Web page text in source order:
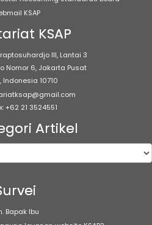
KSAP
KSAP
III, Lantai 3
Nomor 6, Jakarta Pusat
Indonesia 10710
+62 21 3524551
Artikel
Bapak Ibu